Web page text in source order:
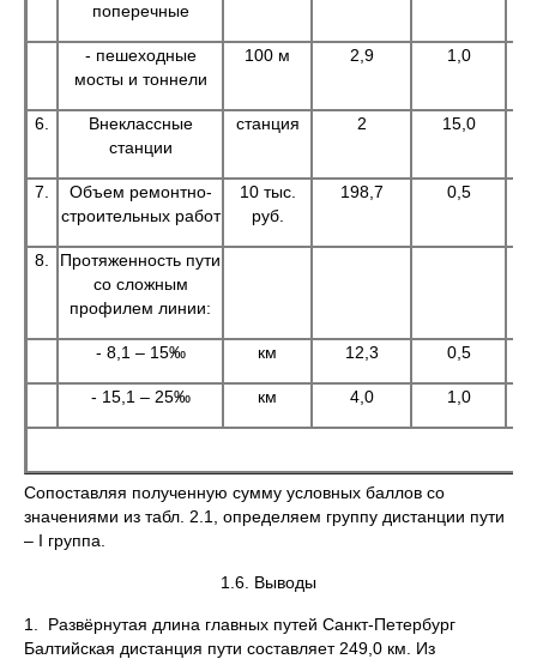
поперечные
- пешеходные
мосты и тоннели
100 м 2,9 1,0
6.
Внеклассные
станции
станция 2 15,0
7.
Объем ремонтно-
строительных работ
10 тыс.
руб.
198,7 0,5
8.
Протяженность пути
со сложным
профилем линии:
- 8,1 – 15‰ км 12,3 0,5
- 15,1 – 25‰ км 4,0 1,0
Сопоставляя полученную сумму условных баллов со
значениями из табл. 2.1, определяем группу дистанции пути
– I группа.
1.6. Выводы
1. Развёрнутая длина главных путей Санкт-Петербург
Балтийская дистанция пути составляет 249,0 км. Из